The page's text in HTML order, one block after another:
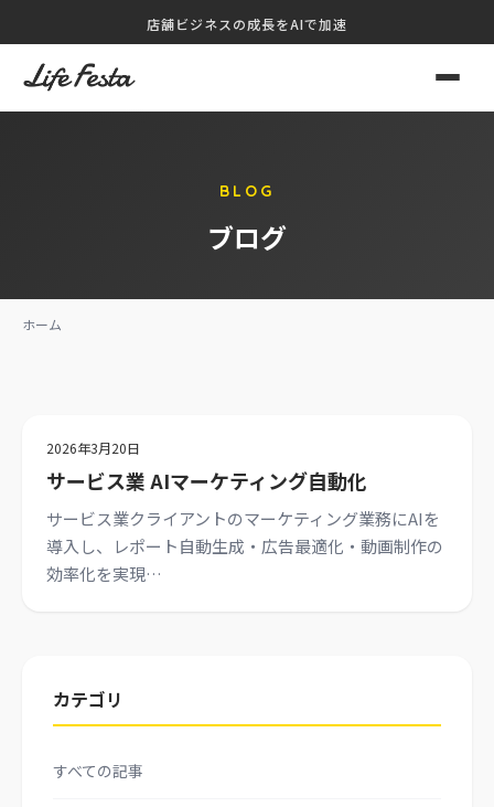
容
ス
店舗ビジネスの成長をAIで加速
BLOG
ブログ
ホーム
2026年3月20日
サービス業 AIマーケティング自動化
サービス業クライアントのマーケティング業務にAIを
導入し、レポート自動生成・広告最適化・動画制作の
効率化を実現…
カテゴリ
すべての記事